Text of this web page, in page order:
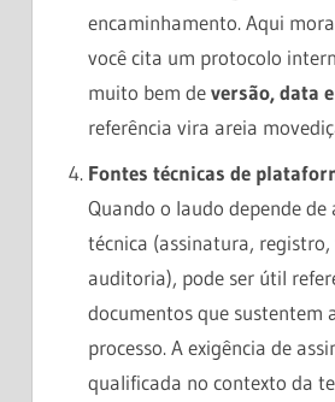
encaminhamento. Aqui
você cita um protocolo
muito bem deversão, data
referência vira areia
Fontes técnicas de
Quando o laudo depende
técnica (assinatura,
auditoria), pode ser útil
documentos que sustentem
processo. A exigência de
qualificada no contexto da